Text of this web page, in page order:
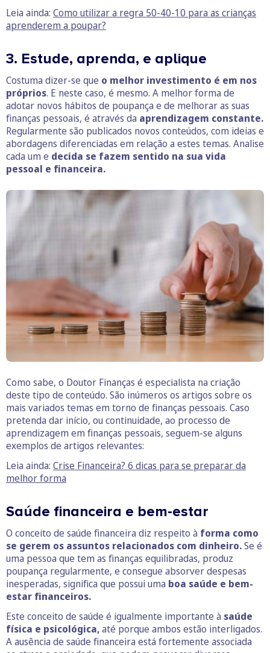
Leia ainda: Como utilizar a regra 50-40-10 para as crianças
aprenderem a poupar?
3. Estude, aprenda, e aplique
Costuma dizer-se que o melhor investimento é em nos
próprios. E neste caso, é mesmo. A melhor forma de
adotar novos hábitos de poupança e de melhorar as suas
finanças pessoais, é através da aprendizagem constante.
Regularmente são publicados novos conteúdos, com ideias e
abordagens diferenciadas em relação a estes temas. Analise
cada um e decida se fazem sentido na sua vida
pessoal e financeira.
Como sabe, o Doutor Finanças é especialista na criação
deste tipo de conteúdo. São inúmeros os artigos sobre os
mais variados temas em torno de finanças pessoais. Caso
pretenda dar início, ou continuidade, ao processo de
aprendizagem em finanças pessoais, seguem-se alguns
exemplos de artigos relevantes:
Leia ainda: Crise Financeira? 6 dicas para se preparar da
melhor forma
Saúde financeira e bem-estar
O conceito de saúde financeira diz respeito à forma como
se gerem os assuntos relacionados com dinheiro.Se é
uma pessoa que tem as finanças equilibradas, produz
poupança regularmente, e consegue absorver despesas
inesperadas, significa que possui uma boa saúde e bem-
estar financeiros.
Este conceito de saúde é igualmente importante à saúde
física e psicológica,até porque ambos estão interligados.
A ausência de saúde financeira está fortemente associada